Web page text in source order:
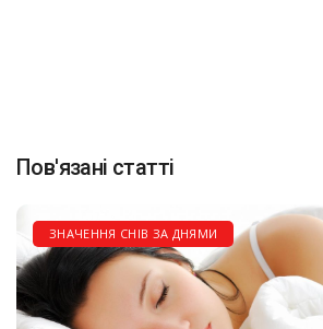
Пов'язані статті
ЗНАЧЕННЯ СНІВ ЗА ДНЯМИ